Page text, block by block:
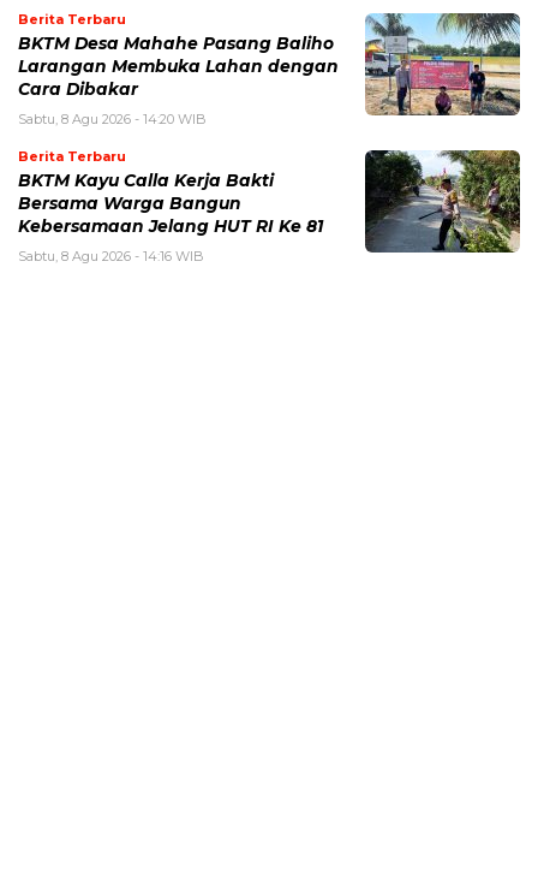
Berita Terbaru
BKTM Desa Mahahe Pasang Baliho
Larangan Membuka Lahan dengan
Cara Dibakar
Sabtu, 8 Agu 2026 - 14:20 WIB
Berita Terbaru
BKTM Kayu Calla Kerja Bakti
Bersama Warga Bangun
Kebersamaan Jelang HUT RI Ke 81
Sabtu, 8 Agu 2026 - 14:16 WIB